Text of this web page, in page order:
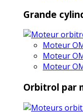
Grande
Moteur
Moteur
Moteur
Orbitrol par